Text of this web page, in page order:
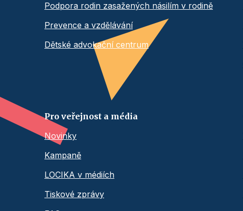
Podpora rodin zasažených násilím v rodině
Prevence a vzdělávání
Dětské advokační centrum
Pro veřejnost a média
Novinky
Kampaně
LOCIKA v médiích
Tiskové zprávy